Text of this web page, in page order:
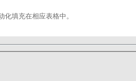
填充在相应表格中。